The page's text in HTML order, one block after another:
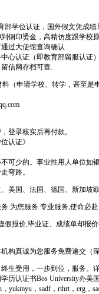
部学位认证，国外假文凭成
钢印烫金，高精仿度跟学校
过大使馆查询确认
心认证（即教育部留服认证
信网存档可查.
（申请学校、转学，甚至是
登录核实后再付款。
认证》
可少的。事业性用人单位
弯路。
美国、法国、德国、新加坡
为您服务 专业服务,使命必赴
报价,毕业证、成绩单却
构真诚为您服务免费递交（深
生受用，一步到位，服务
历认证书Bos University办
yukmyu，sadf，rthrt，erg，